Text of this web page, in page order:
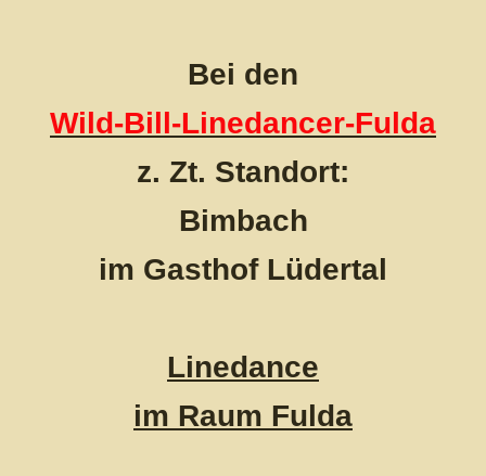
Bei den
Wild-Bill-Linedancer-Fulda
z. Zt. Standort:
Bimbach
im Gasthof Lüdertal
Linedance
im Raum Fulda